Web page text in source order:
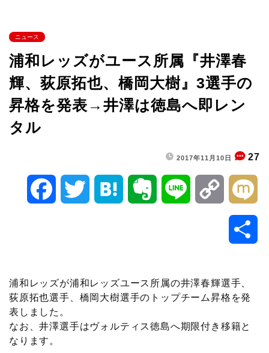
ニュース
浦和レッズがユース所属『井澤春
輝、荻原拓也、橋岡大樹』3選手の
昇格を発表→井澤は徳島へ即レン
タル
2017年11月10日 27
b
o
t
e
n
a o
o
L
i
浦和レッズが浦和レッズユース所属の井澤春輝選手、
荻原拓也選手、橋岡大樹選手のトップチーム昇格を発
表しました。
なお、井澤選手はヴォルティス徳島へ期限付き移籍と
なります。